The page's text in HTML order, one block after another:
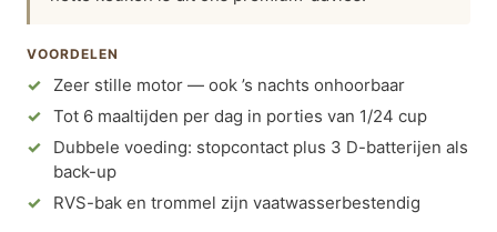
VOORDELEN
Zeer stille motor — ook ’s nachts onhoorbaar
Tot 6 maaltijden per dag in porties van 1/24 cup
Dubbele voeding: stopcontact plus 3 D-batterijen als
back-up
RVS-bak en trommel zijn vaatwasserbestendig